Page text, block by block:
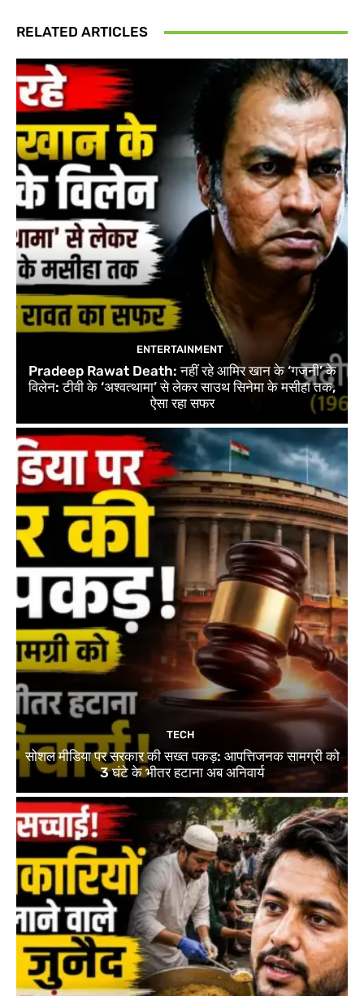
RELATED ARTICLES
ENTERTAINMENT
Pradeep Rawat Death: नहीं रहे आमिर खान के ‘गजनी’ के
विलेन: टीवी के ‘अश्वत्थामा’ से लेकर साउथ सिनेमा के मसीहा तक,
ऐसा रहा सफर
TECH
सोशल मीडिया पर सरकार की सख्त पकड़: आपत्तिजनक सामग्री को
3 घंटे के भीतर हटाना अब अनिवार्य